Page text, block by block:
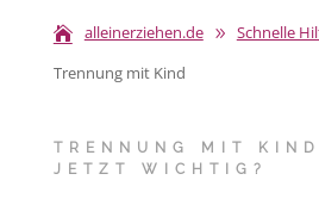
alleinerziehen.de 9 Schnelle
Trennung mit Kind
TRENNUNG MIT
JETZT WICHTIG?